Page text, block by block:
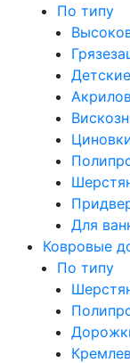
По типу
Детские
Для
Ковровые
По типу